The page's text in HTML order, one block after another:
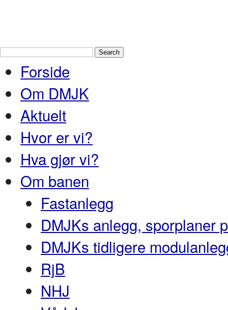
Forside
Om DMJK
Aktuelt
Hvor er vi?
Hva gjør vi?
Om banen
Fastanlegg
DMJKs anlegg, sporplaner
DMJKs tidligere
RjB
NHJ